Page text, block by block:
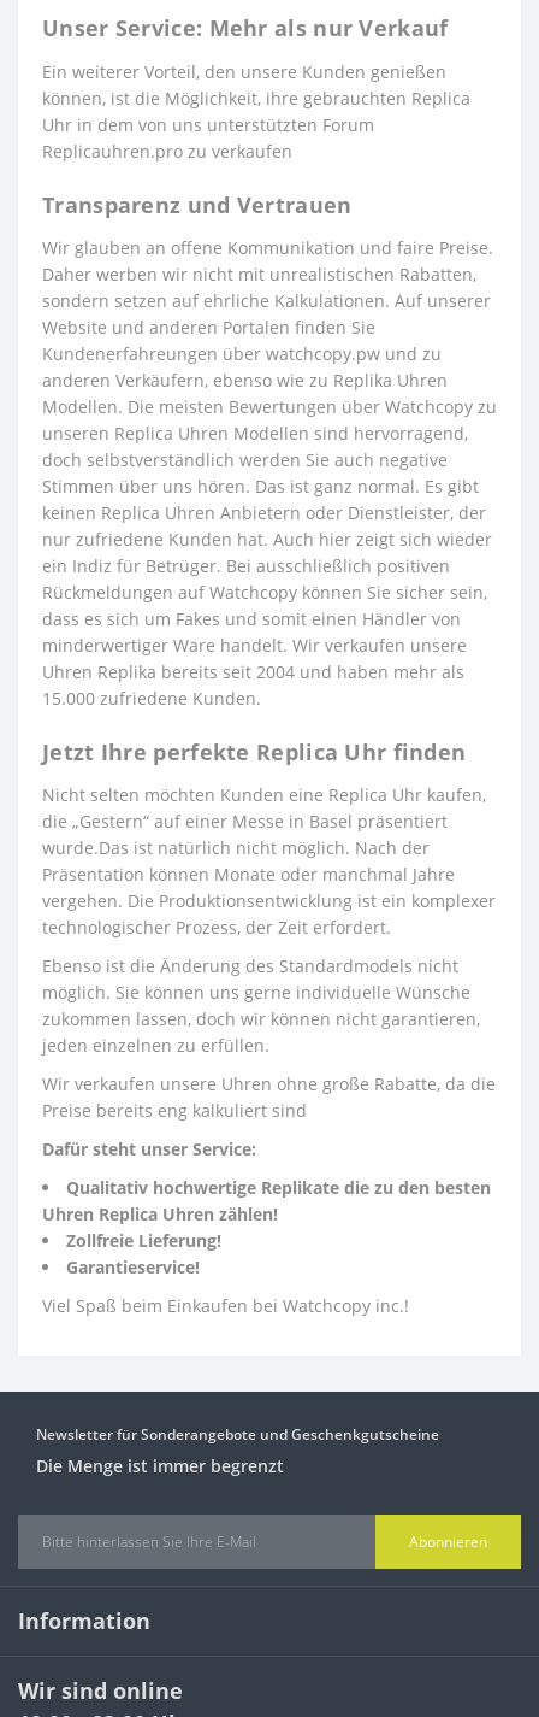
Unser Service: Mehr als nur Verkauf
Ein weiterer Vorteil, den unsere Kunden genießen
können, ist die Möglichkeit, ihre gebrauchten Replica
Uhr in dem von uns unterstützten Forum
Replicauhren.pro zu verkaufen
Transparenz und Vertrauen
Wir glauben an offene Kommunikation und faire Preise.
Daher werben wir nicht mit unrealistischen Rabatten,
sondern setzen auf ehrliche Kalkulationen. Auf unserer
Website und anderen Portalen finden Sie
Kundenerfahreungen über watchcopy.pw und zu
anderen Verkäufern, ebenso wie zu Replika Uhren
Modellen. Die meisten Bewertungen über Watchcopy zu
unseren Replica Uhren Modellen sind hervorragend,
doch selbstverständlich werden Sie auch negative
Stimmen über uns hören. Das ist ganz normal. Es gibt
keinen Replica Uhren Anbietern oder Dienstleister, der
nur zufriedene Kunden hat. Auch hier zeigt sich wieder
ein Indiz für Betrüger. Bei ausschließlich positiven
Rückmeldungen auf Watchcopy können Sie sicher sein,
dass es sich um Fakes und somit einen Händler von
minderwertiger Ware handelt. Wir verkaufen unsere
Uhren Replika bereits seit 2004 und haben mehr als
15.000 zufriedene Kunden.
Jetzt Ihre perfekte Replica Uhr finden
Nicht selten möchten Kunden eine Replica Uhr kaufen,
die „Gestern“ auf einer Messe in Basel präsentiert
wurde.Das ist natürlich nicht möglich. Nach der
Präsentation können Monate oder manchmal Jahre
vergehen. Die Produktionsentwicklung ist ein komplexer
technologischer Prozess, der Zeit erfordert.
Ebenso ist die Änderung des Standardmodels nicht
möglich. Sie können uns gerne individuelle Wünsche
zukommen lassen, doch wir können nicht garantieren,
jeden einzelnen zu erfüllen.
Wir verkaufen unsere Uhren ohne große Rabatte, da die
Preise bereits eng kalkuliert sind
Dafür steht unser Service:
Qualitativ hochwertige Replikate die zu den besten
Uhren Replica Uhren zählen!
Zollfreie Lieferung!
Garantieservice!
Viel Spaß beim Einkaufen bei Watchcopy inc.!
Newsletter für Sonderangebote und Geschenkgutscheine
Die Menge ist immer begrenzt
Abonnieren
Information
Wir sind online